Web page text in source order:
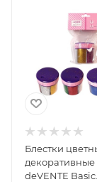
Блестки
декоративные
deVENTE Basic